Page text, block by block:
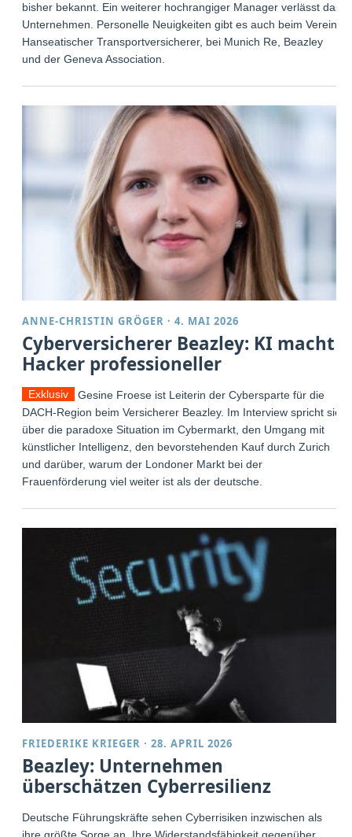
bisher bekannt. Ein weiterer hochrangiger Manager verlässt das
Unternehmen. Personelle Neuigkeiten gibt es auch beim Verein
Hanseatischer Transportversicherer, bei Munich Re, Beazley
und der Geneva Association.
ANNE-CHRISTIN GRÖGER ·4. MAI 2026
Cyberversicherer Beazley: KI macht
Hacker professioneller
Exklusiv
Gesine Froese ist Leiterin der Cybersparte für die
DACH-Region beim Versicherer Beazley. Im Interview spricht sie
über die paradoxe Situation im Cybermarkt, den Umgang mit
künstlicher Intelligenz, den bevorstehenden Kauf durch Zurich
und darüber, warum der Londoner Markt bei der
Frauenförderung viel weiter ist als der deutsche.
FRIEDERIKE KRIEGER ·28. APRIL 2026
Beazley: Unternehmen
überschätzen Cyberresilienz
Deutsche Führungskräfte sehen Cyberrisiken inzwischen als